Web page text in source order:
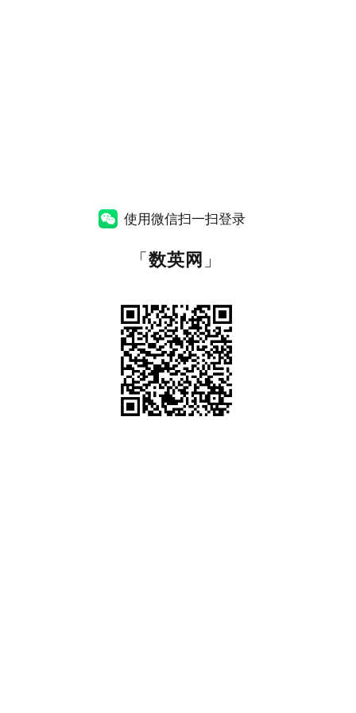
使用微信扫一扫登录
「数英网 」